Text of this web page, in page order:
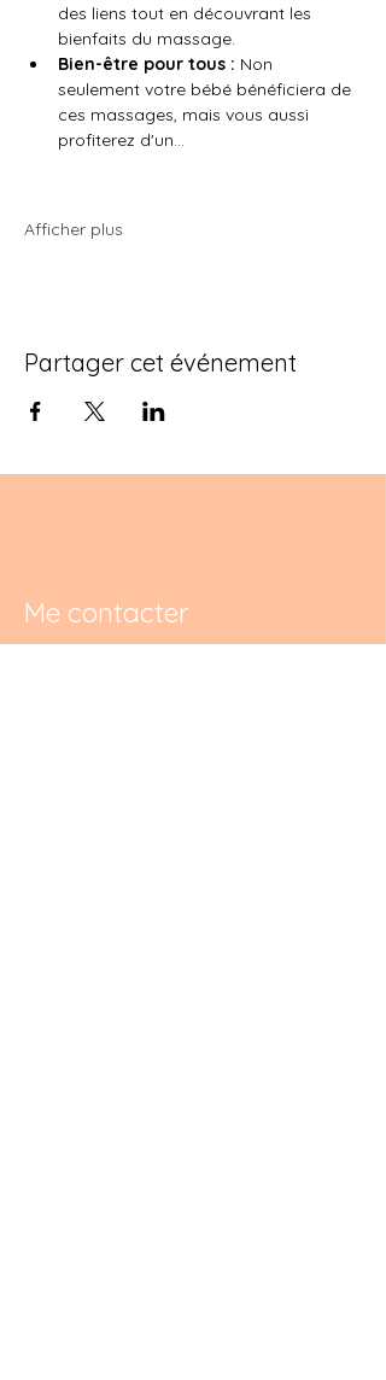
des liens tout en découvrant les
bienfaits du massage.
Bien-être pour tous : Non
seulement votre bébé bénéficiera de
ces massages, mais vous aussi
profiterez d'un…
Afficher plus
Partager cet événement
Me contacter